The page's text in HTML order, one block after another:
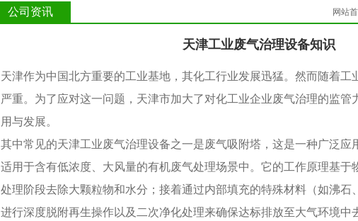
网站
公司资讯
天津工业废气治理设备知识
天津作为中国北方重要的工业基地，其化工行业发展迅猛。然而随着工
严重。为了应对这一问题，天津市加大了对化工业企业废气治理的监管
用与发展。
其中常见的天津工业废气治理设备之一是废气吸附塔，这是一种广泛应
适用于含有低浓度、大风量的有机废气处理场景中。它的工作原理基于
处理阶段去除大颗粒物和水分；接着通过内部填充的特殊材料（如沸石
进行深度脱附再生操作以及二次净化处理来确保达标排放至大气环境中